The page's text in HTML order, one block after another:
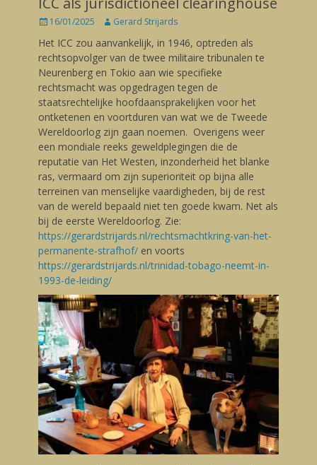
Posted
16/01/2025 Author
Gerard Strijards
Het ICC zou aanvankelijk, in 1946, optreden als
rechtsopvolger van de twee militaire tribunalen te
Neurenberg en Tokio aan wie specifieke
rechtsmacht was opgedragen tegen de
staatsrechtelijke hoofdaansprakelijken voor het
ontketenen en voortduren van wat we de Tweede
Wereldoorlog zijn gaan noemen. Overigens weer
een mondiale reeks geweldplegingen die de
reputatie van Het Westen, inzonderheid het blanke
ras, vermaard om zijn superioriteit op bijna alle
terreinen van menselijke vaardigheden, bij de rest
van de wereld bepaald niet ten goede kwam. Net als
bij de eerste Wereldoorlog. Zie:
https://gerardstrijards.nl/rechtsmachtkring-van-het-
permanente-strafhof/ en voorts
https://gerardstrijards.nl/trinidad-tobago-neemt-in-
1993-de-leiding/